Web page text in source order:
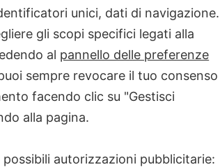
Direttore
già
fine 2025
una
i richiami
e il 2025.
e con una
Umano
unici, dati di navigazione.
gli scopi specifici legati alla
al pannello delle preferenze
sempre revocare il tuo consenso
facendo clic su "Gestisci
alla pagina.
possibili autorizzazioni pubblicitarie: